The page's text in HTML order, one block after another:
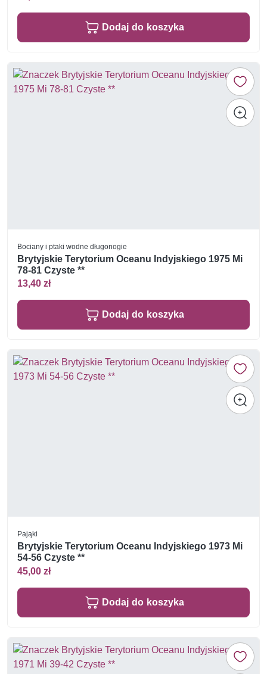
Dodaj do koszyka
Bociany i ptaki wodne długonogie
Brytyjskie Terytorium Oceanu Indyjskiego 1975 Mi
78-81 Czyste **
13,40 zł
Dodaj do koszyka
Pająki
Brytyjskie Terytorium Oceanu Indyjskiego 1973 Mi
54-56 Czyste **
45,00 zł
Dodaj do koszyka